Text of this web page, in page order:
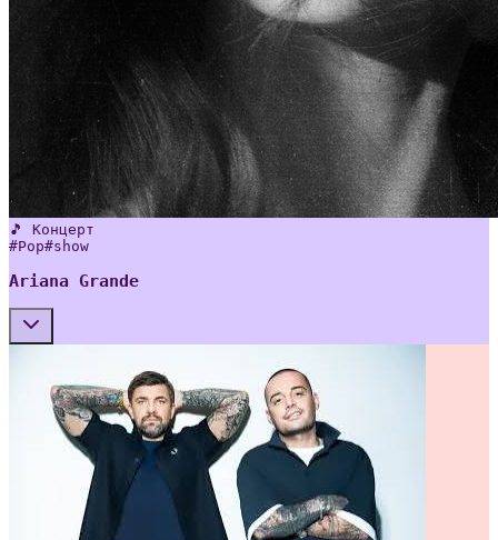
🎵 Концерт
#Pop#show
Ariana Grande